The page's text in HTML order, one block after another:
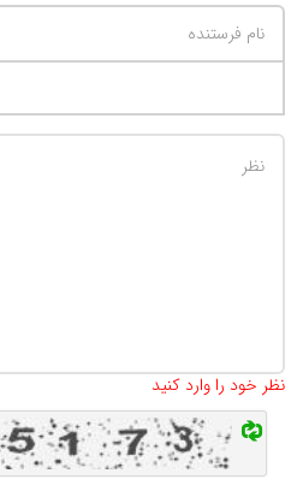
نظر خود را وارد کنید